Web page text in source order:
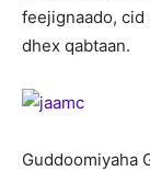
feejignaado, cid
dhex qabtaan.
Guddoomiyaha